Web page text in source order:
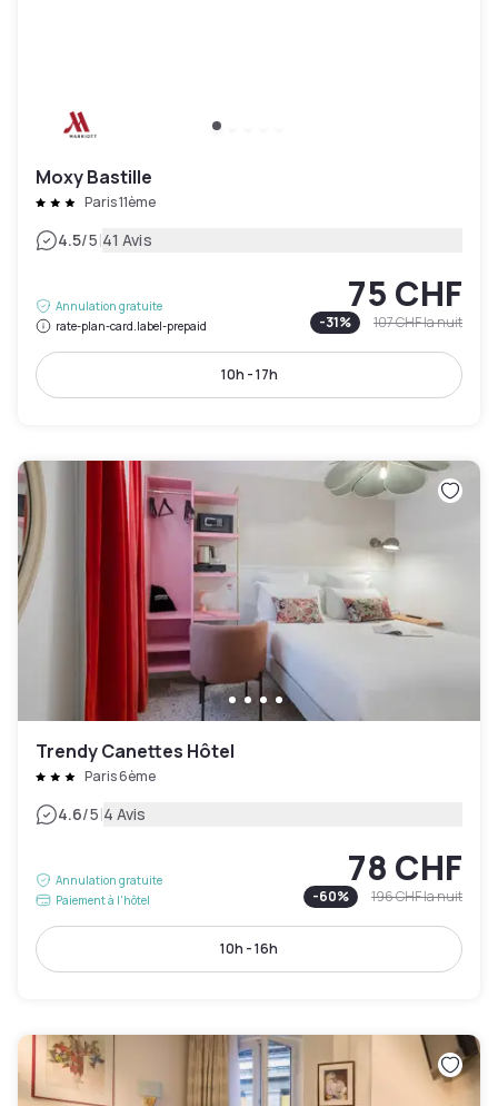
Moxy Bastille
Paris 11ème
4.5/5|41 Avis
Annulation gratuite
rate-plan-card.label-prepaid
75 CHF
-31% 107 CHFla nuit
10h - 17h
Trendy Canettes Hôtel
Paris 6ème
4.6/5|4 Avis
Annulation gratuite
Paiement à l'hôtel
78 CHF
-60% 196 CHFla nuit
10h - 16h